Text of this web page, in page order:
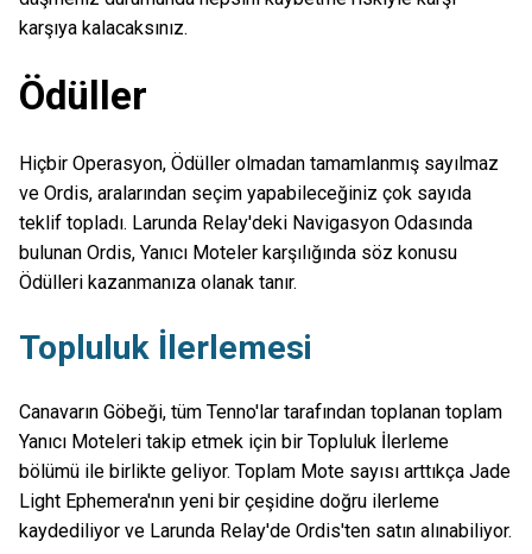
karşıya kalacaksınız.
Ödüller
Hiçbir Operasyon, Ödüller olmadan tamamlanmış sayılmaz
ve Ordis, aralarından seçim yapabileceğiniz çok sayıda
teklif topladı. Larunda Relay'deki Navigasyon Odasında
bulunan Ordis, Yanıcı Moteler karşılığında söz konusu
Ödülleri kazanmanıza olanak tanır.
Topluluk İlerlemesi
Canavarın Göbeği, tüm Tenno'lar tarafından toplanan toplam
Yanıcı Moteleri takip etmek için bir Topluluk İlerleme
bölümü ile birlikte geliyor. Toplam Mote sayısı arttıkça Jade
Light Ephemera'nın yeni bir çeşidine doğru ilerleme
kaydediliyor ve Larunda Relay'de Ordis'ten satın alınabiliyor.